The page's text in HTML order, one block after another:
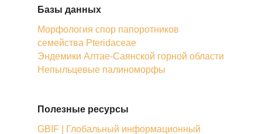
Базы данных
Морфология спор папоротников
семейства Pteridaceae
Эндемики Алтае-Саянской горной области
Непыльцевые палиноморфы
Полезные ресурсы
GBIF | Глобальный информационный